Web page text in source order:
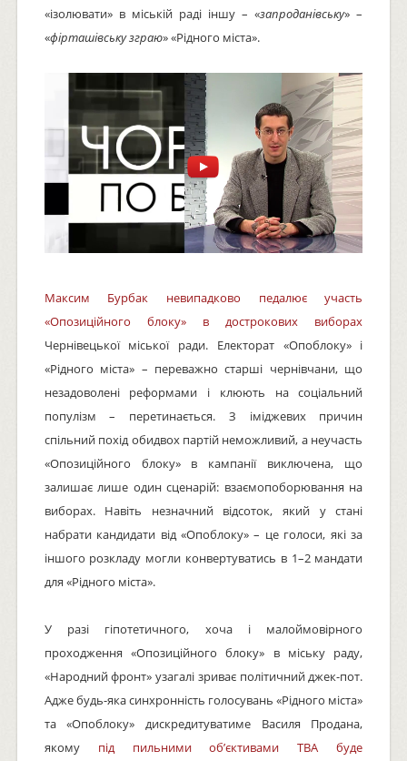
«ізолювати» в міській раді іншу – «запроданівську» –
«фірташівську зграю» «Рідного міста».
Максим Бурбак невипадково педалює участь
«Опозиційного блоку» в дострокових виборах
Чернівецької міської ради. Електорат «Опоблоку» і
«Рідного міста» – переважно старші чернівчани, що
незадоволені реформами і клюють на соціальний
популізм – перетинається. З іміджевих причин
спільний похід обидвох партій неможливий, а неучасть
«Опозиційного блоку» в кампанії виключена, що
залишає лише один сценарій: взаємопоборювання на
виборах. Навіть незначний відсоток, який у стані
набрати кандидати від «Опоблоку» – це голоси, які за
іншого розкладу могли конвертуватись в 1–2 мандати
для «Рідного міста».
У разі гіпотетичного, хоча і малоймовірного
проходження «Опозиційного блоку» в міську раду,
«Народний фронт» узагалі зриває політичний джек-пот.
Адже будь-яка синхронність голосувань «Рідного міста»
та «Опоблоку» дискредитуватиме Василя Продана,
якому під пильними об’єктивами ТВА буде